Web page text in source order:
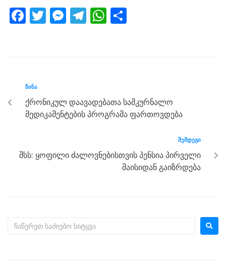
F
b
o
o
T
M
g
er
T
m
W
p
p
ᲬᲘᲜᲐ
ქრონიკულ დაავადებათა სამკურნალო
მედიკამენტების პროგრამა ფართოვდება
ᲨᲔᲛᲓᲔᲒᲘ
შსს: ყოფილი ძალოვნებისთვის პენსია პირველი
მაისიდან გაიზრდება